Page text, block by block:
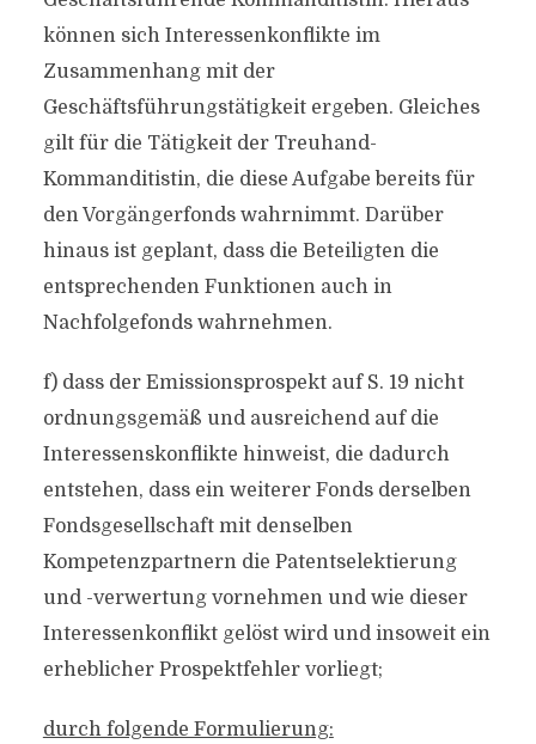
können sich Interessenkonflikte im
Zusammenhang mit der
Geschäftsführungstätigkeit ergeben. Gleiches
gilt für die Tätigkeit der Treuhand-
Kommanditistin, die diese Aufgabe bereits für
den Vorgängerfonds wahrnimmt. Darüber
hinaus ist geplant, dass die Beteiligten die
entsprechenden Funktionen auch in
Nachfolgefonds wahrnehmen.
f) dass der Emissionsprospekt auf S. 19 nicht
ordnungsgemäß und ausreichend auf die
Interessenskonflikte hinweist, die dadurch
entstehen, dass ein weiterer Fonds derselben
Fondsgesellschaft mit denselben
Kompetenzpartnern die Patentselektierung
und -verwertung vornehmen und wie dieser
Interessenkonflikt gelöst wird und insoweit ein
erheblicher Prospektfehler vorliegt;
durch folgende Formulierung: